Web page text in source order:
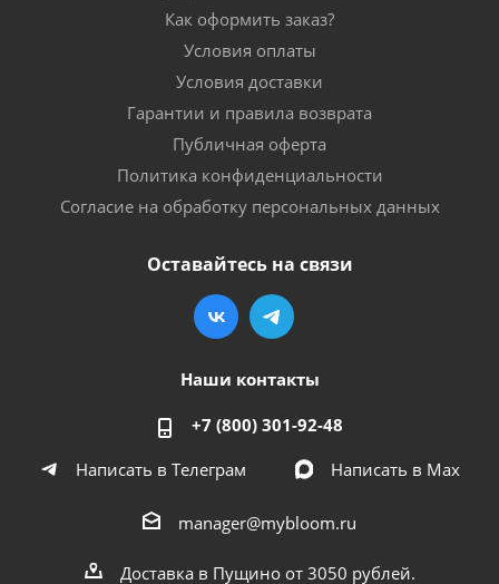
Как оформить заказ?
Условия оплаты
Условия доставки
Гарантии и правила возврата
Публичная оферта
Политика конфиденциальности
Согласие на обработку персональных данных
Оставайтесь на связи
Наши контакты
+7 (800) 301-92-48
Написать в Телеграм
Написать в Мах
manager@mybloom.ru
Доставка в Пущино от 3050 рублей.